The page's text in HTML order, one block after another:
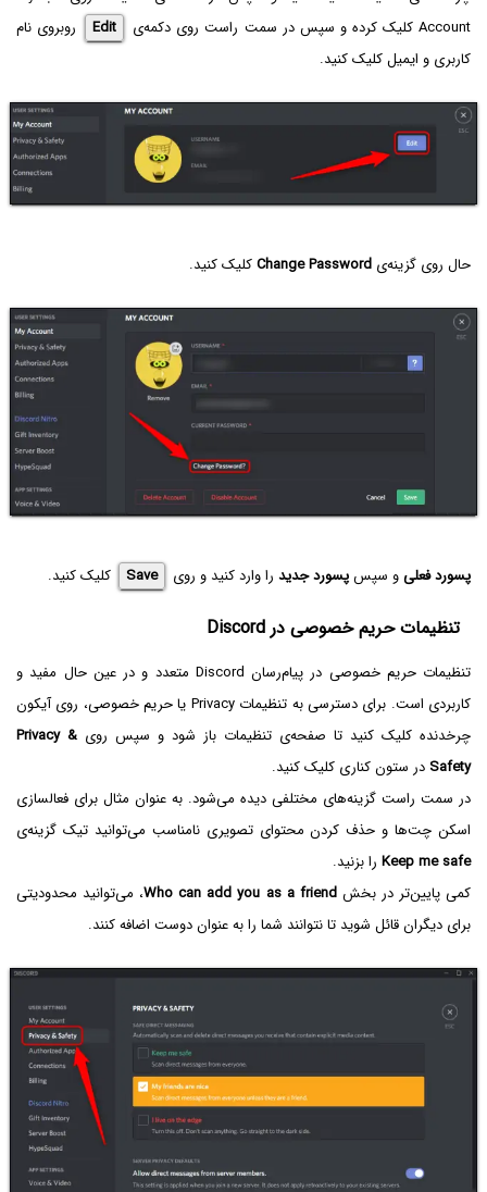
Account کلیک کرده و سپس در سمت راست روی دکمه‌ی
Edit
روبروی نام
کاربری و ایمیل کلیک کنید.
حال روی گزینه‌ی Change Passwordکلیک کنید.
پسورد فعلیو سپسپسورد جدید را وارد کنید و روی Save کلیک کنید.
تنظیمات حریم خصوصی در Discord
تنظیمات حریم خصوصی در پیام‌رسان Discord متعدد و در عین حال مفید و
کاربردی است. برای دسترسی به تنظیمات Privacy یا حریم خصوصی، روی آیکون
چرخدنده کلیک کنید تا صفحه‌ی تنظیمات باز شود و سپس روی Privacy &
Safety در ستون کناری کلیک کنید.
در سمت راست گزینه‌های مختلفی دیده می‌شود. به عنوان مثال برای فعالسازی
اسکن چت‌ها و حذف کردن محتوای تصویری نامناسب می‌توانید تیک گزینه‌ی
Keep me safe را بزنید.
کمی پایین‌تر در بخشWho can add you as a friend، می‌توانید محدودیتی
برای دیگران قائل شوید تا نتوانند شما را به عنوان دوست اضافه کنند.